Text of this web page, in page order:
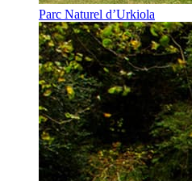
Parc Naturel d’Urkiola